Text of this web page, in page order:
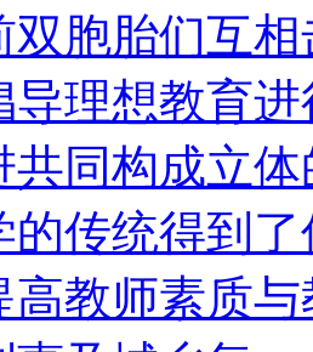
双胞胎们互
导理想教育
共同构成立
的传统得到
高教师素质